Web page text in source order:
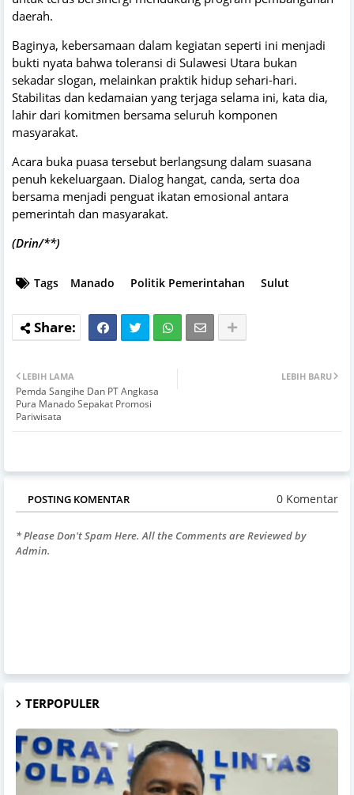
daerah.
Baginya, kebersamaan dalam kegiatan seperti ini menjadi
bukti nyata bahwa toleransi di Sulawesi Utara bukan
sekadar slogan, melainkan praktik hidup sehari-hari.
Stabilitas dan kedamaian yang terjaga selama ini, kata dia,
lahir dari komitmen bersama seluruh komponen
masyarakat.
Acara buka puasa tersebut berlangsung dalam suasana
penuh kekeluargaan. Dialog hangat, canda, serta doa
bersama menjadi penguat ikatan emosional antara
pemerintah dan masyarakat.
(Drin/**)
Tags Manado Politik Pemerintahan Sulut
LEBIH BARU
LEBIH LAMA
Pemda Sangihe Dan PT Angkasa
Pura Manado Sepakat Promosi
Pariwisata
POSTING KOMENTAR 0 Komentar
* Please Don't Spam Here. All the Comments are Reviewed by
Admin.
TERPOPULER